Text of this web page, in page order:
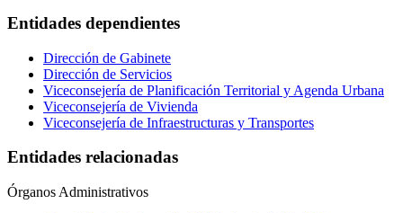
Entidades dependientes
Dirección de Gabinete
Dirección de Servicios
Viceconsejería de Planificación Territorial y Agenda Urbana
Viceconsejería de Vivienda
Viceconsejería de Infraestructuras y Transportes
Entidades relacionadas
Órganos Administrativos